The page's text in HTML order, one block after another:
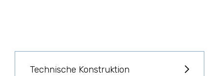
Technische Konstruktion